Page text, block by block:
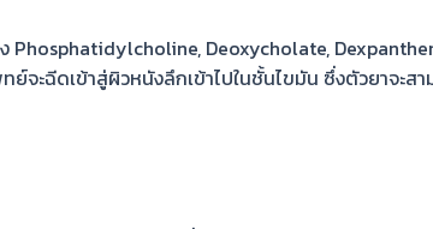
Phosphatidylcholine, Deoxycholate,
ะฉีดเข้าสู่ผิวหนังลึกเข้าไปในชั้นไขมัน ซึ่งตัวยาจะส